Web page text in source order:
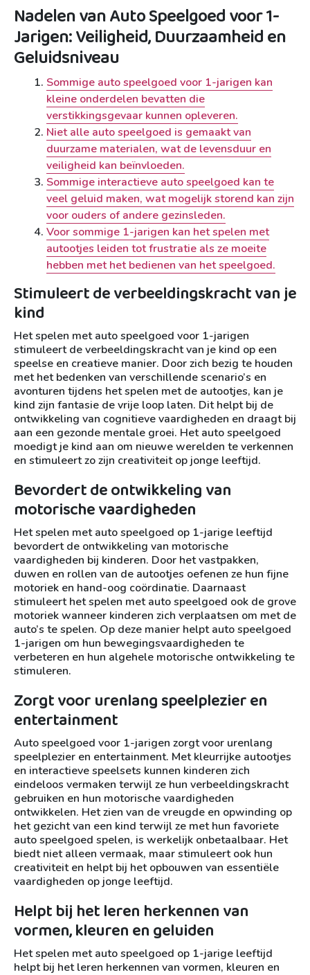
Nadelen van Auto Speelgoed voor 1-
Jarigen: Veiligheid, Duurzaamheid en
Geluidsniveau
Sommige auto speelgoed voor 1-jarigen kan
kleine onderdelen bevatten die
verstikkingsgevaar kunnen opleveren.
Niet alle auto speelgoed is gemaakt van
duurzame materialen, wat de levensduur en
veiligheid kan beïnvloeden.
Sommige interactieve auto speelgoed kan te
veel geluid maken, wat mogelijk storend kan zijn
voor ouders of andere gezinsleden.
Voor sommige 1-jarigen kan het spelen met
autootjes leiden tot frustratie als ze moeite
hebben met het bedienen van het speelgoed.
Stimuleert de verbeeldingskracht van je
kind
Het spelen met auto speelgoed voor 1-jarigen
stimuleert de verbeeldingskracht van je kind op een
speelse en creatieve manier. Door zich bezig te houden
met het bedenken van verschillende scenario’s en
avonturen tijdens het spelen met de autootjes, kan je
kind zijn fantasie de vrije loop laten. Dit helpt bij de
ontwikkeling van cognitieve vaardigheden en draagt bij
aan een gezonde mentale groei. Het auto speelgoed
moedigt je kind aan om nieuwe werelden te verkennen
en stimuleert zo zijn creativiteit op jonge leeftijd.
Bevordert de ontwikkeling van
motorische vaardigheden
Het spelen met auto speelgoed op 1-jarige leeftijd
bevordert de ontwikkeling van motorische
vaardigheden bij kinderen. Door het vastpakken,
duwen en rollen van de autootjes oefenen ze hun fijne
motoriek en hand-oog coördinatie. Daarnaast
stimuleert het spelen met auto speelgoed ook de grove
motoriek wanneer kinderen zich verplaatsen om met de
auto’s te spelen. Op deze manier helpt auto speelgoed
1-jarigen om hun bewegingsvaardigheden te
verbeteren en hun algehele motorische ontwikkeling te
stimuleren.
Zorgt voor urenlang speelplezier en
entertainment
Auto speelgoed voor 1-jarigen zorgt voor urenlang
speelplezier en entertainment. Met kleurrijke autootjes
en interactieve speelsets kunnen kinderen zich
eindeloos vermaken terwijl ze hun verbeeldingskracht
gebruiken en hun motorische vaardigheden
ontwikkelen. Het zien van de vreugde en opwinding op
het gezicht van een kind terwijl ze met hun favoriete
auto speelgoed spelen, is werkelijk onbetaalbaar. Het
biedt niet alleen vermaak, maar stimuleert ook hun
creativiteit en helpt bij het opbouwen van essentiële
vaardigheden op jonge leeftijd.
Helpt bij het leren herkennen van
vormen, kleuren en geluiden
Het spelen met auto speelgoed op 1-jarige leeftijd
helpt bij het leren herkennen van vormen, kleuren en